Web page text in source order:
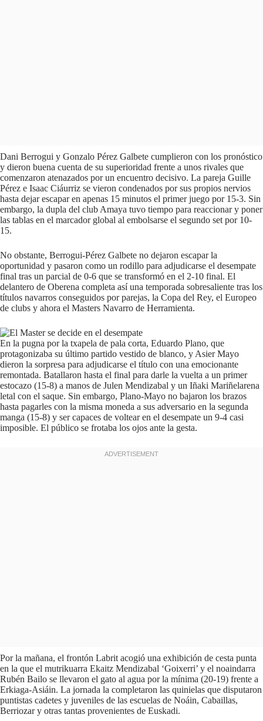
Dani Berrogui y Gonzalo Pérez Galbete cumplieron con los pronóstico
y dieron buena cuenta de su superioridad frente a unos rivales que
comenzaron atenazados por un encuentro decisivo. La pareja Guille
Pérez e Isaac Ciáurriz se vieron condenados por sus propios nervios
hasta dejar escapar en apenas 15 minutos el primer juego por 15-3. Sin
embargo, la dupla del club Amaya tuvo tiempo para reaccionar y poner
las tablas en el marcador global al embolsarse el segundo set por 10-
15.
No obstante, Berrogui-Pérez Galbete no dejaron escapar la
oportunidad y pasaron como un rodillo para adjudicarse el desempate
final tras un parcial de 0-6 que se transformó en el 2-10 final. El
delantero de Oberena completa así una temporada sobresaliente tras los
títulos navarros conseguidos por parejas, la Copa del Rey, el Europeo
de clubs y ahora el Masters Navarro de Herramienta.
En la pugna por la txapela de pala corta, Eduardo Plano, que
protagonizaba su último partido vestido de blanco, y Asier Mayo
dieron la sorpresa para adjudicarse el título con una emocionante
remontada. Batallaron hasta el final para darle la vuelta a un primer
estocazo (15-8) a manos de Julen Mendizabal y un Iñaki Mariñelarena
letal con el saque. Sin embargo, Plano-Mayo no bajaron los brazos
hasta pagarles con la misma moneda a sus adversario en la segunda
manga (15-8) y ser capaces de voltear en el desempate un 9-4 casi
imposible. El público se frotaba los ojos ante la gesta.
Por la mañana, el frontón Labrit acogió una exhibición de cesta punta
en la que el mutrikuarra Ekaitz Mendizabal ‘Goixerri’ y el noaindarra
Rubén Bailo se llevaron el gato al agua por la mínima (20-19) frente a
Erkiaga-Asiáin. La jornada la completaron las quinielas que disputaron
puntistas cadetes y juveniles de las escuelas de Noáin, Cabaillas,
Berriozar y otras tantas provenientes de Euskadi.